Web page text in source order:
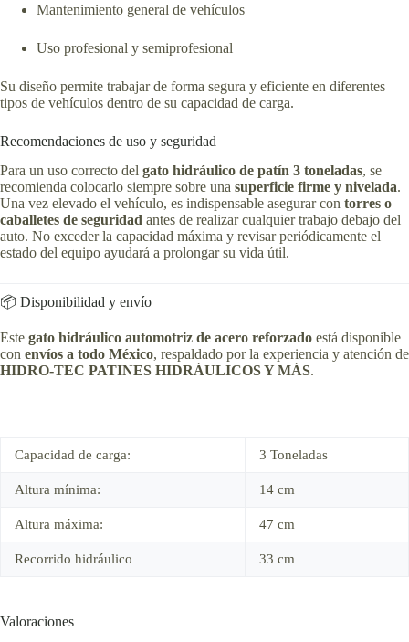
Mantenimiento general de vehículos
Uso profesional y semiprofesional
Su diseño permite trabajar de forma segura y eficiente en diferentes
tipos de vehículos dentro de su capacidad de carga.
Recomendaciones de uso y seguridad
Para un uso correcto del gato hidráulico de patín 3 toneladas, se
recomienda colocarlo siempre sobre una superficie firme y nivelada.
Una vez elevado el vehículo, es indispensable asegurar con torres o
caballetes de seguridad antes de realizar cualquier trabajo debajo del
auto. No exceder la capacidad máxima y revisar periódicamente el
estado del equipo ayudará a prolongar su vida útil.
📦 Disponibilidad y envío
Este gato hidráulico automotriz de acero reforzado está disponible
con envíos a todo México, respaldado por la experiencia y atención de
HIDRO-TEC PATINES HIDRÁULICOS Y MÁS.
Capacidad de carga: 3 Toneladas
Altura mínima: 14 cm
Altura máxima: 47 cm
Recorrido hidráulico 33 cm
Valoraciones